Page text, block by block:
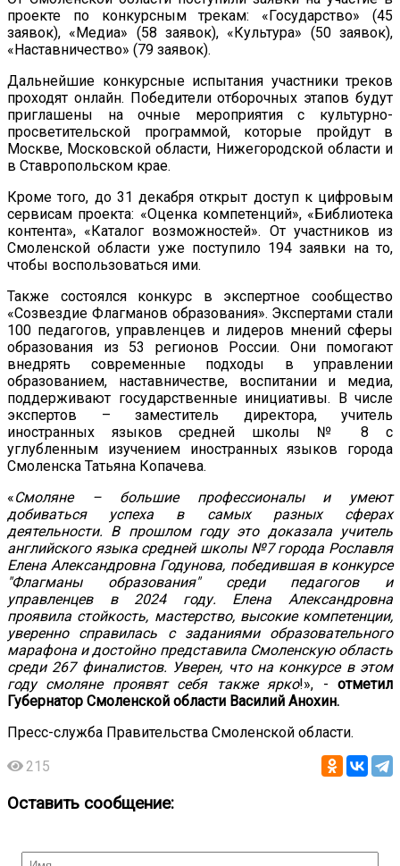
проекте по конкурсным трекам: «Государство» (45
заявок), «Медиа» (58 заявок), «Культура» (50 заявок),
«Наставничество» (79 заявок).
Дальнейшие конкурсные испытания участники треков
проходят онлайн. Победители отборочных этапов будут
приглашены на очные мероприятия с культурно-
просветительской программой, которые пройдут в
Москве, Московской области, Нижегородской области и
в Ставропольском крае.
Кроме того, до 31 декабря открыт доступ к цифровым
сервисам проекта: «Оценка компетенций», «Библиотека
контента», «Каталог возможностей». От участников из
Смоленской области уже поступило 194 заявки на то,
чтобы воспользоваться ими.
Также состоялся конкурс в экспертное сообщество
«Созвездие Флагманов образования». Экспертами стали
100 педагогов, управленцев и лидеров мнений сферы
образования из 53 регионов России. Они помогают
внедрять современные подходы в управлении
образованием, наставничестве, воспитании и медиа,
поддерживают государственные инициативы. В числе
экспертов – заместитель директора, учитель
иностранных языков средней школы № 8 с
углубленным изучением иностранных языков города
Смоленска Татьяна Копачева.
«Смоляне – большие профессионалы и умеют
добиваться успеха в самых разных сферах
деятельности. В прошлом году это доказала учитель
английского языка средней школы №7 города Рославля
Елена Александровна Годунова, победившая в конкурсе
"Флагманы образования" среди педагогов и
управленцев в 2024 году.
Елена Александровна
проявила стойкость, мастерство, высокие компетенции,
уверенно справилась с заданиями образовательного
марафона и достойно представила Смоленскую область
среди 267 финалистов. Уверен, что на конкурсе в этом
году смоляне проявят себя также ярко!», -отметил
Губернатор Смоленской области Василий Анохин.
Пресс-служба Правительства Смоленской области.
215
Оставить сообщение: